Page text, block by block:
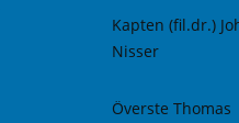
Kapten (fil.dr.)
Nisser
Överste Thomas